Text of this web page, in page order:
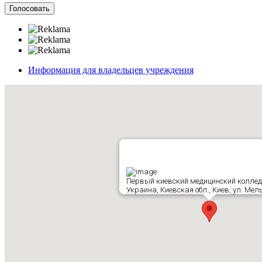
Информация для владельцев учреждения
Первый киевский медицинский
Украина, Киевская обл., Киев, ул.